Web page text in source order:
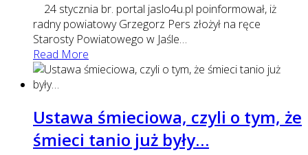
24 stycznia br. portal jaslo4u.pl poinformował, iż
radny powiatowy Grzegorz Pers złożył na ręce
Starosty Powiatowego w Jaśle…
Read More
Ustawa śmieciowa, czyli o tym, że
śmieci tanio już były…